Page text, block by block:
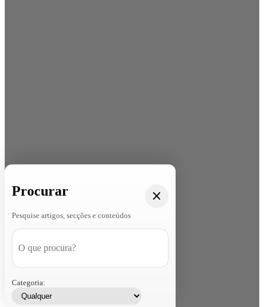
Procurar
Pesquise artigos, secções e conteúdos
Categoria: